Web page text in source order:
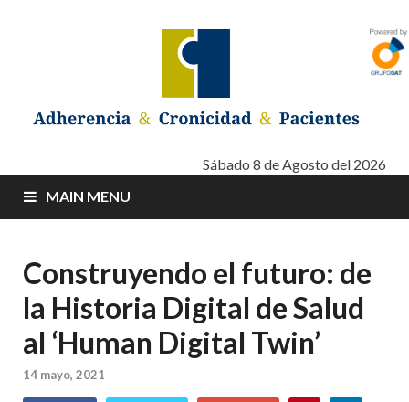
Adherencia –
Cronicidad –
Pacientes
Adherencia – Cronicidad – PacientesSábado 8 de Agosto del 2026
MAIN MENU
Construyendo el futuro: de
la Historia Digital de Salud
al ‘Human Digital Twin’
14 mayo, 2021